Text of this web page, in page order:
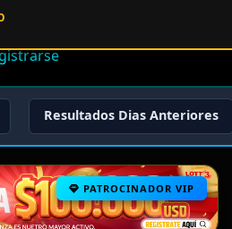
Resultados Dias Anteriores
PATROCINADOR VIP